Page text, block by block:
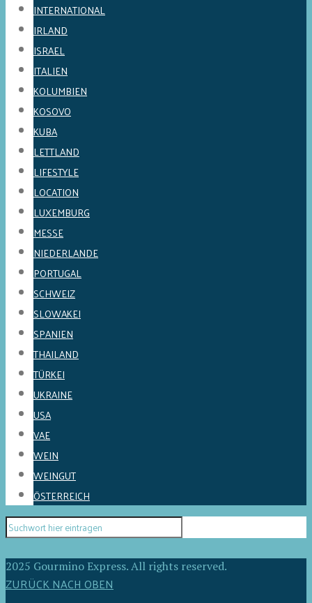
INTERNATIONAL
IRLAND
ISRAEL
ITALIEN
KOLUMBIEN
KOSOVO
KUBA
LETTLAND
LIFESTYLE
LOCATION
LUXEMBURG
MESSE
NIEDERLANDE
PORTUGAL
SCHWEIZ
SLOWAKEI
SPANIEN
THAILAND
TÜRKEI
UKRAINE
USA
VAE
WEIN
WEINGUT
ÖSTERREICH
2025 Gourmino Express. All rights reserved.
ZURÜCK NACH OBEN